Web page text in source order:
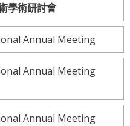
學術研討會
Annual Meeting
Annual Meeting
Annual Meeting